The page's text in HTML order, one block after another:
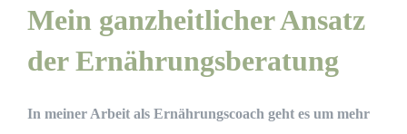
Mein ganzheitlicher Ansatz
der Ernährungsberatung
In meiner Arbeit als Ernährungscoach geht es um mehr